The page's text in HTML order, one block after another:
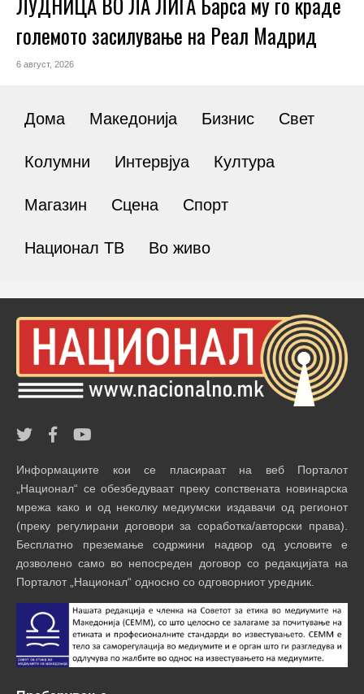
големото засилување на Реал Мадрид
6 август, 2026
Дома Македонија Бизнис Свет
Колумни Интервјуа Култура
Магазин Сцена Спорт
Национал ТВ Во живо
Информациите кои се пласираат на веб Порталот
„Национал“ се обезбедуваат преку сопствената новинарска
мрежа како и од неколку медиумски издавачи од регионот
(преку регулирани договори за соработка/авторски права).
Бесплатно преземање содржини надвор од условите е
дозволено само во непосреден договор со редакцијата на
Порталот „Национал“ односно со одговорниот уредник.